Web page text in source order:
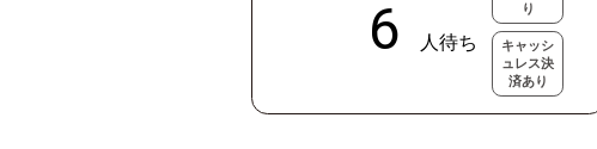
り
キャッシ
ュレス決
済あり